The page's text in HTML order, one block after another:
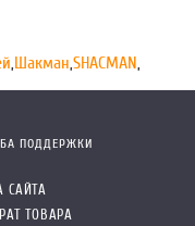
,Шакман,SHACMAN,
ПОДДЕРЖКИ
САЙТА
ТОВАРА